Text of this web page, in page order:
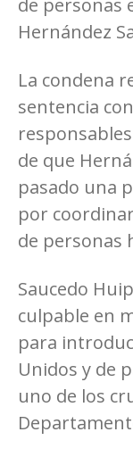
Hernández
La condena
sentencia
de que
pasado una
por
de personas
Saucedo
culpable en
para
Unidos y de
uno de los